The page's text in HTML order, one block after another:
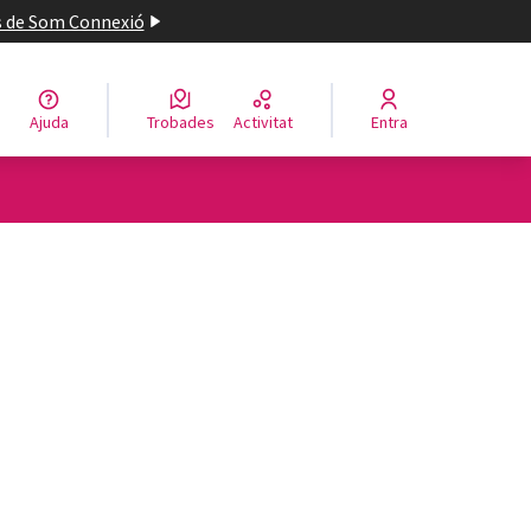
Som Connexió
Elegir el idioma
Ajuda Trobades Activitat Entra